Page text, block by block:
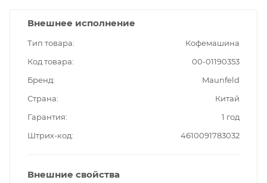
Внешнее исполнение
Тип товара
Кофемашина
Код товара
00-01190353
Бренд
Maunfeld
Страна
Китай
Гарантия
1 год
Штрих-код
4610091783032
Внешние свойства